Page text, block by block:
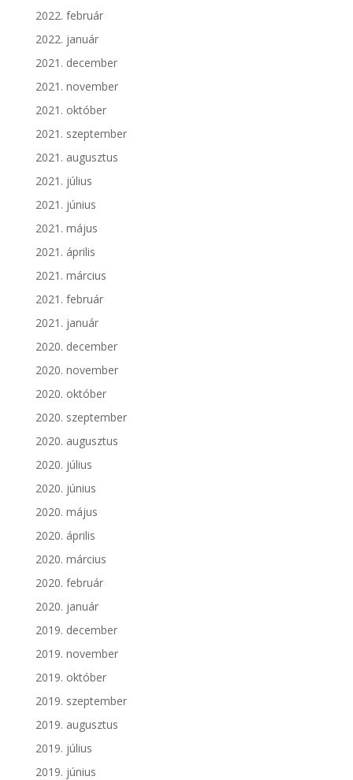
2022. február
2022. január
2021. december
2021. november
2021. október
2021. szeptember
2021. augusztus
2021. július
2021. június
2021. május
2021. április
2021. március
2021. február
2021. január
2020. december
2020. november
2020. október
2020. szeptember
2020. augusztus
2020. július
2020. június
2020. május
2020. április
2020. március
2020. február
2020. január
2019. december
2019. november
2019. október
2019. szeptember
2019. augusztus
2019. július
2019. június